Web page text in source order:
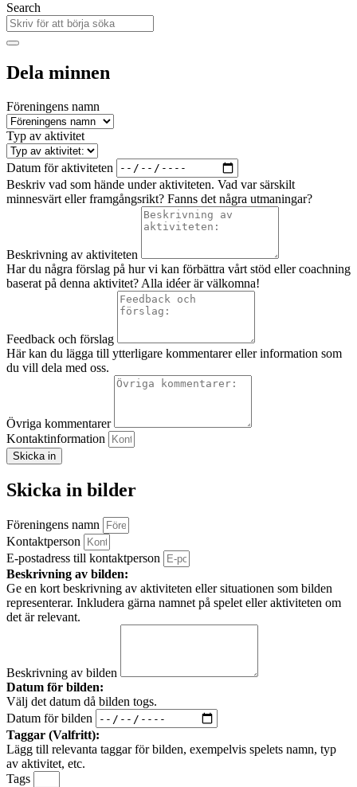
Search
Dela minnen
Föreningens namn
Typ av aktivitet
Datum för aktiviteten
Beskriv vad som hände under aktiviteten. Vad var särskilt
minnesvärt eller framgångsrikt? Fanns det några utmaningar?
Beskrivning av aktiviteten
Har du några förslag på hur vi kan förbättra vårt stöd eller coachning
baserat på denna aktivitet? Alla idéer är välkomna!
Feedback och förslag
Här kan du lägga till ytterligare kommentarer eller information som
du vill dela med oss.
Övriga kommentarer
Kontaktinformation
Skicka in
Skicka in bilder
Föreningens namn
Kontaktperson
E-postadress till kontaktperson
Beskrivning av bilden:
Ge en kort beskrivning av aktiviteten eller situationen som bilden
representerar. Inkludera gärna namnet på spelet eller aktiviteten om
det är relevant.
Beskrivning av bilden
Datum för bilden:
Välj det datum då bilden togs.
Datum för bilden
Taggar (Valfritt):
Lägg till relevanta taggar för bilden, exempelvis spelets namn, typ
av aktivitet, etc.
Tags